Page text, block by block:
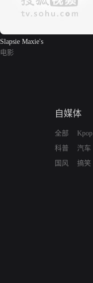
Slapsie Maxie's
电影
自媒体
全部
科普
国风
Kpop
汽车
搞笑